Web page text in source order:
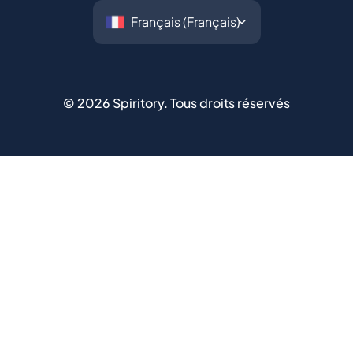
© 2026 Spiritory.Tous droits réservés